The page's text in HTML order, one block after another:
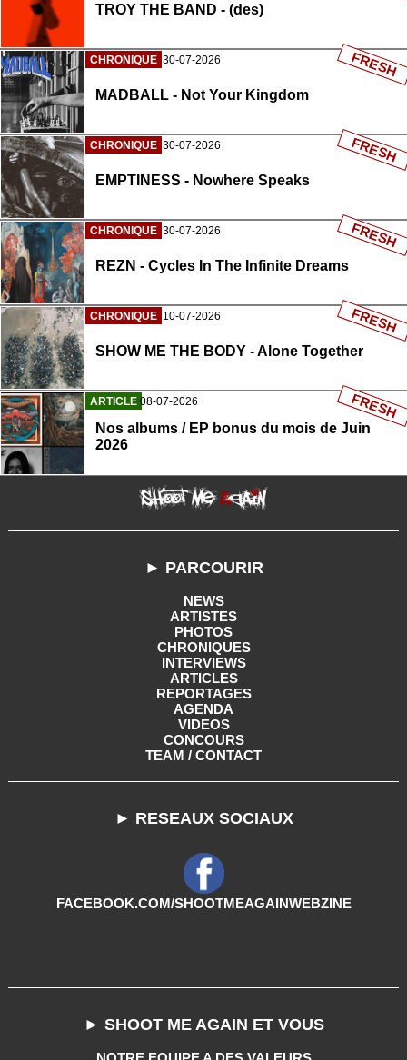
TROY THE BAND - (des)
CHRONIQUE 30-07-2026
MADBALL - Not Your Kingdom
FRESH
CHRONIQUE 30-07-2026
EMPTINESS - Nowhere Speaks
FRESH
CHRONIQUE 30-07-2026
REZN - Cycles In The Infinite Dreams
FRESH
CHRONIQUE 10-07-2026
SHOW ME THE BODY - Alone Together
FRESH
ARTICLE 08-07-2026
Nos albums / EP bonus du mois de Juin
2026
FRESH
► PARCOURIR
NEWS
ARTISTES
PHOTOS
CHRONIQUES
INTERVIEWS
ARTICLES
REPORTAGES
AGENDA
VIDEOS
CONCOURS
TEAM / CONTACT
► RESEAUX SOCIAUX
FACEBOOK.COM/SHOOTMEAGAINWEBZINE
► SHOOT ME AGAIN ET VOUS